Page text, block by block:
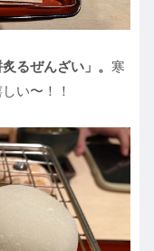
るぜんざい」。 寒
い〜！！